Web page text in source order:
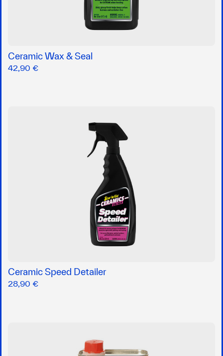
Ceramic Wax & Seal
42,90 €
Ceramic Speed Detailer
28,90 €